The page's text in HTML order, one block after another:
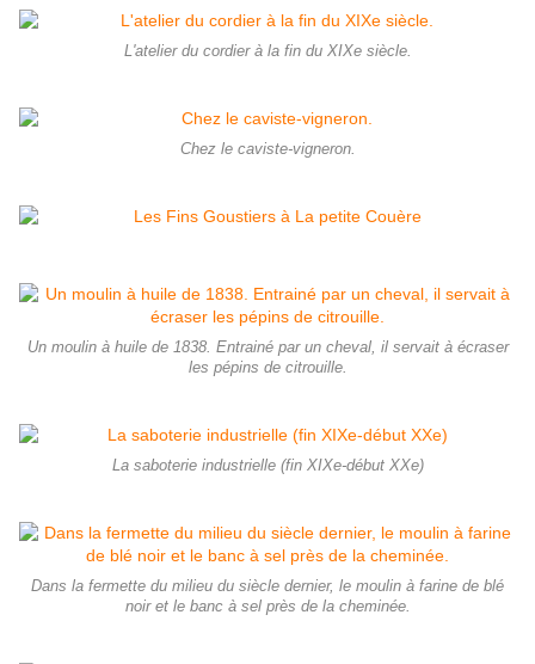
L'atelier du cordier à la fin du XIXe siècle.
Chez le caviste-vigneron.
Un moulin à huile de 1838. Entrainé par un cheval, il servait à écraser
les pépins de citrouille.
La saboterie industrielle (fin XIXe-début XXe)
Dans la fermette du milieu du siècle dernier, le moulin à farine de blé
noir et le banc à sel près de la cheminée.